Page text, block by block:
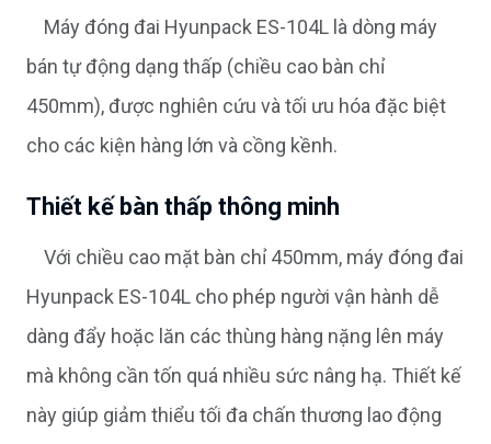
Máy đóng đai Hyunpack ES-104L là dòng máy
bán tự động dạng thấp (chiều cao bàn chỉ
450mm), được nghiên cứu và tối ưu hóa đặc biệt
cho các kiện hàng lớn và cồng kềnh.
Thiết kế bàn thấp thông minh
Với chiều cao mặt bàn chỉ 450mm, máy đóng đai
Hyunpack ES-104L cho phép người vận hành dễ
dàng đẩy hoặc lăn các thùng hàng nặng lên máy
mà không cần tốn quá nhiều sức nâng hạ. Thiết kế
này giúp giảm thiểu tối đa chấn thương lao động